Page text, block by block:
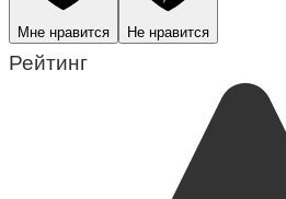
Мне нравится Не нравится
Рейтинг